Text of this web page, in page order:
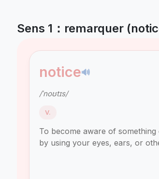
Sens 1：remarquer
notice🔊
/ˈnoʊtɪs/
V.
To become aware of something
by using your eyes, ears, or